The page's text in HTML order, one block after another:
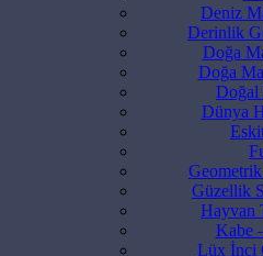
Deniz
Derinlik
Doğa
Doğa
Doğal
Dünya
Güzellik
Hayvan
Kabe
Lüx İnci